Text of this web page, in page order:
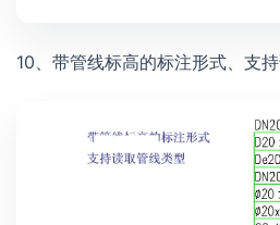
10、带管线标高的标注形式、支